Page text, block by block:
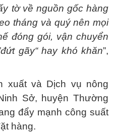
tờ về nguồn gốc hàng
tháng và quý nên mọi
đóng gói, vận chuyển
gãy“ hay khó khăn”,
xuất và Dịch vụ nông
Sở, huyện Thường
đẩy mạnh công suất
hàng.